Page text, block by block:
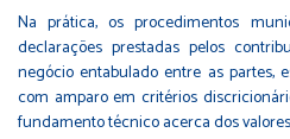
Na prática, os procedimentos
declarações prestadas pelos
negócio entabulado entre as partes,
com amparo em critérios
fundamento técnico acerca dos